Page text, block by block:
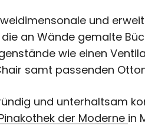
und
an Wände gemalte
wie einen
samt passenden
und unterhaltsam
der Moderne in